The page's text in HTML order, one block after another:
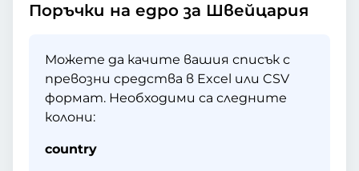
Поръчки на едро за Швейцария
Можете да качите вашия списък с
превозни средства в Excel или CSV
формат. Необходими са следните
колони:
country